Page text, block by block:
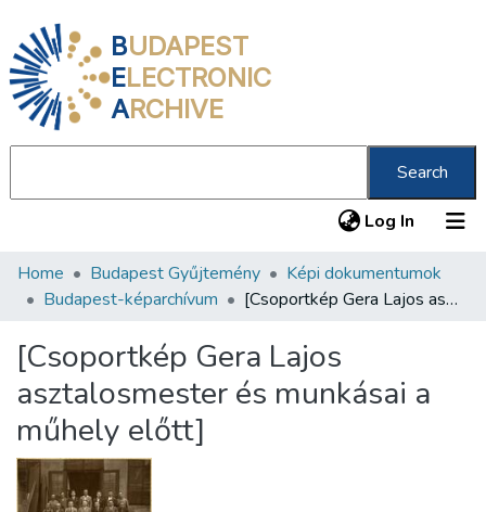
BUDAPEST
ELECTRONIC
ARCHIVE
Search
Log In (current)
Communities & Collections
Statistics
About us
Home Budapest Gyűjtemény
Képi dokumentumok
Budapest-képarchívum
[Csoportkép Gera Lajos asztalosmester és munkásai a műhely előtt]
[Csoportkép Gera Lajos
asztalosmester és munkásai a
műhely előtt]